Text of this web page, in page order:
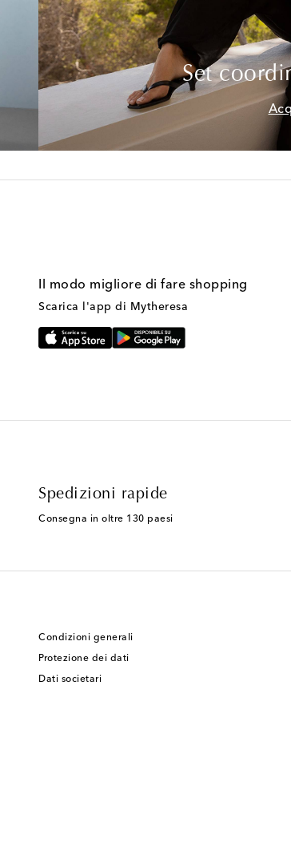
Set
Il modo migliore di fare shopping
Scarica l'app di Mytheresa
Spedizioni rapide
Consegna in oltre 130 paesi
Condizioni generali
Protezione dei dati
Dati societari